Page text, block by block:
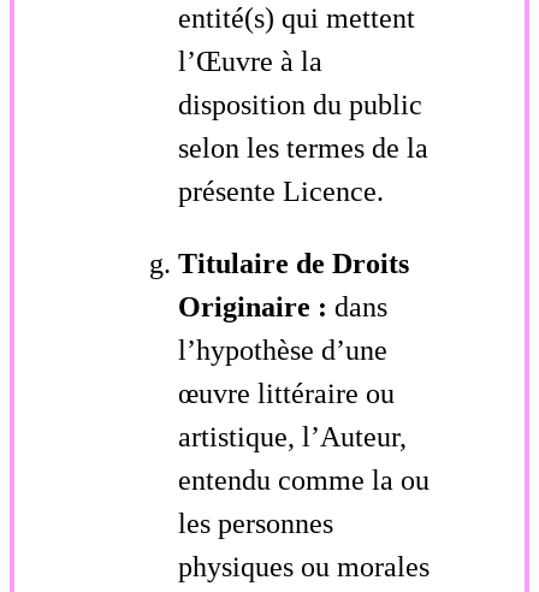
entité(s) qui mettent
l’Œuvre à la
disposition du public
selon les termes de la
présente Licence.
Titulaire de Droits
Originaire : dans
l’hypothèse d’une
œuvre littéraire ou
artistique, l’Auteur,
entendu comme la ou
les personnes
physiques ou morales